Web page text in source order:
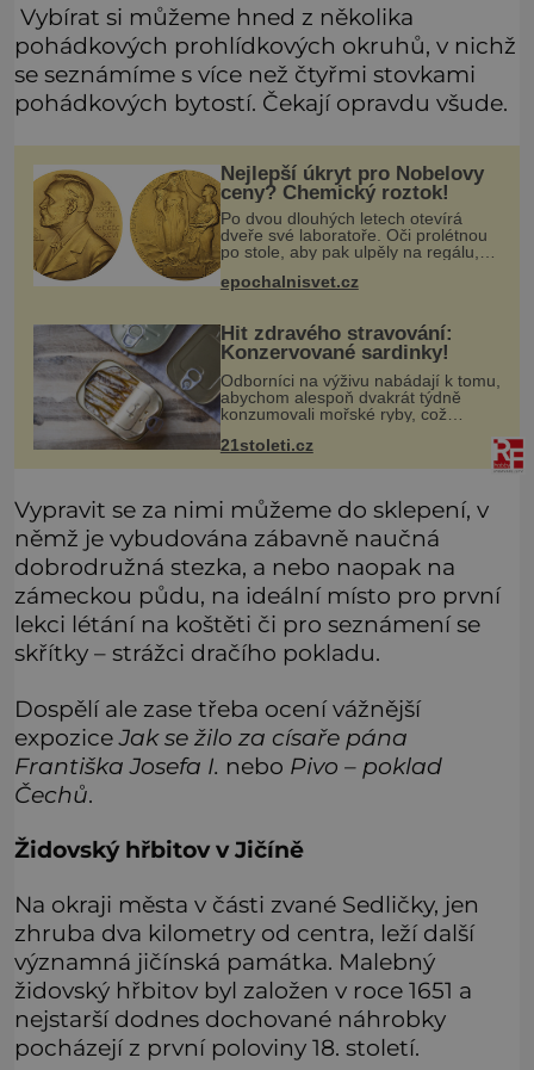
Vybírat si můžeme hned z několika
pohádkových prohlídkových okruhů, v nichž
se seznámíme s více než čtyřmi stovkami
pohádkových bytostí. Čekají opravdu všude.
Nejlepší úkryt pro Nobelovy
ceny? Chemický roztok!
Po dvou dlouhých letech otevírá
dveře své laboratoře. Oči prolétnou
po stole, aby pak ulpěly na regálu,
kde se nachází všemožné látky.
Hledá žluto-oranžovou tekutinu,
epochalnisvet.cz
Hit zdravého stravování:
Konzervované sardinky!
Odborníci na výživu nabádají k tomu,
abychom alespoň dvakrát týdně
konzumovali mořské ryby, což
ovšem může být zatěžující pro
peněženku. Dobrou zprávou je, že
21stoleti.cz
Vypravit se za nimi můžeme do sklepení, v
němž je vybudována zábavně naučná
dobrodružná stezka, a nebo naopak na
zámeckou půdu, na ideální místo pro první
lekci létání na koštěti či pro seznámení se
skřítky – strážci dračího pokladu.
Dospělí ale zase třeba ocení vážnější
expoziceJak se žilo za císaře pána
Františka Josefa I. nebo Pivo – poklad
Čechů.
Židovský hřbitov v Jičíně
Na okraji města v části zvané Sedličky, jen
zhruba dva kilometry od centra, leží další
významná jičínská památka. Malebný
židovský hřbitov byl založen v roce 1651 a
nejstarší dodnes dochované náhrobky
pocházejí z první poloviny 18. století.